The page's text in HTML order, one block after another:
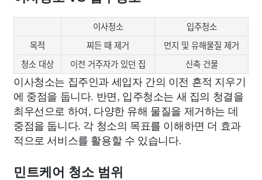
이사청소
입주청소
목적
찌든 때 제거
먼지 및 유해물질 제거
청소 대상
이전 거주자가 있던 집 신축 건물
이사청소는 집주인과 세입자 간의 이전 흔적 지우기
에 중점을 둡니다. 반면, 입주청소는 새 집의 청결을
최우선으로 하여, 다양한 유해 물질을 제거하는 데
중점을 둡니다. 각 청소의 목표를 이해하면 더 효과
적으로 서비스를 활용할 수 있습니다.
민트케어 청소 범위